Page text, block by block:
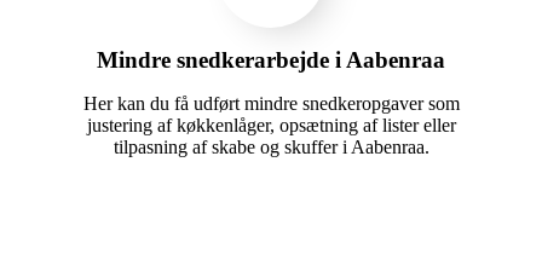
Mindre snedkerarbejde i Aabenraa
Her kan du få udført mindre snedkeropgaver som
justering af køkkenlåger, opsætning af lister eller
tilpasning af skabe og skuffer i Aabenraa.